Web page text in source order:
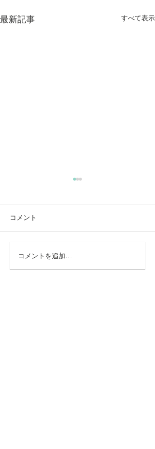
最新記事 すべて表示
動かないところに、中心
がある。——ロジャース
コメント
コメントを追加…